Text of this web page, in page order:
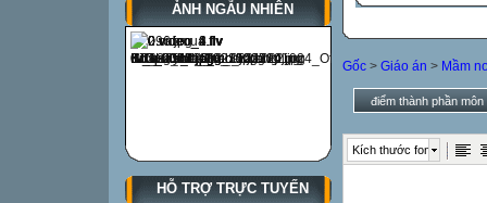
ẢNH NGẪU NHIÊN
HỖ TRỢ TRỰC TUYẾN
Gốc > Giáo án > Mầm
điểm thành phần
Kích thước font